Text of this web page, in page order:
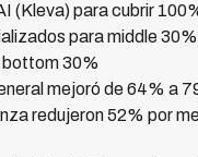
(Kleva) para cubrir
para middle
30%
mejoró de 64% a
redujeron 52% por